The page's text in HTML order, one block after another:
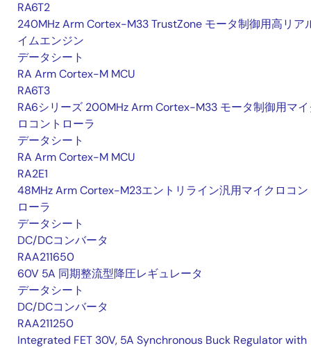
RA6T2
240MHz Arm Cortex-M33 TrustZone モータ制御用高リア
イムエンジン
データシート
RA Arm Cortex-M MCU
RA6T3
RA6シリーズ 200MHz Arm Cortex-M33 モータ制御用マ
ロコントローラ
データシート
RA Arm Cortex-M MCU
RA2E1
48MHz Arm Cortex-M23エントリライン汎用マイクロコン
ローラ
データシート
DC/DCコンバータ
RAA211650
60V 5A 同期整流型降圧レギュレータ
データシート
DC/DCコンバータ
RAA211250
Integrated FET 30V, 5A Synchronous Buck Regulator with